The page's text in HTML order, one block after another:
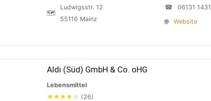
🗺
Ludwigsstr. 12
55116 Mainz
☎
06131
🌐
Website
Aldi (Süd) GmbH & Co. oHG
Lebensmittel
★★★★ ☆ (26)